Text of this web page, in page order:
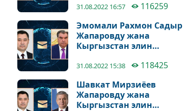
карандысыздыгынын
31.08.2022 16:57
116259
Эмомали Рахмон Садыр
Жапаровду жана
Кыргызстан элин
карандысыздыгынын
31.08.2022 15:38
118425
Шавкат Мирзиёев
Жапаровду жана
Кыргызстан элин